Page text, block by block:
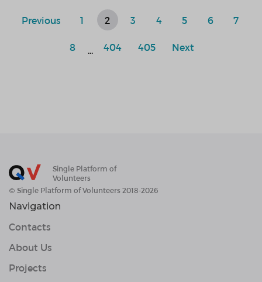
Previous 1 2 3 4 5 6 7
8 404 405 Next
Single Platform of
Volunteers
© Single Platform of Volunteers 2018-2026
Navigation
Contacts
About Us
Projects